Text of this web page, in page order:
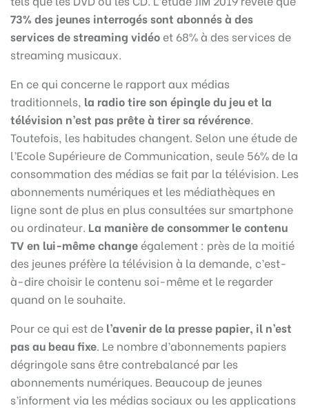
73% des jeunes interrogés sont abonnés à des
services de streaming vidéo et 68% à des services de
streaming musicaux.
En ce qui concerne le rapport aux médias
traditionnels, la radio tire son épingle du jeu et la
télévision n’est pas prête à tirer sa révérence.
Toutefois, les habitudes changent. Selon une étude de
l’Ecole Supérieure de Communication, seule 56% de la
consommation des médias se fait par la télévision. Les
abonnements numériques et les médiathèques en
ligne sont de plus en plus consultées sur smartphone
ou ordinateur. La manière de consommer le contenu
TV en lui-même change également : près de la moitié
des jeunes préfère la télévision à la demande, c’est-
à-dire choisir le contenu soi-même et le regarder
quand on le souhaite.
Pour ce qui est de l’avenir de la presse papier, il n’est
pas au beau fixe. Le nombre d’abonnements papiers
dégringole sans être contrebalancé par les
abonnements numériques. Beaucoup de jeunes
s’informent via les médias sociaux ou les applications